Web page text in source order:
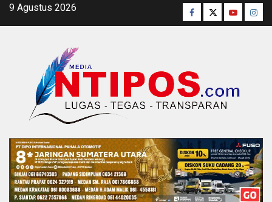
Skip9 Agustus 2026 Facebook
TwitterYoutube